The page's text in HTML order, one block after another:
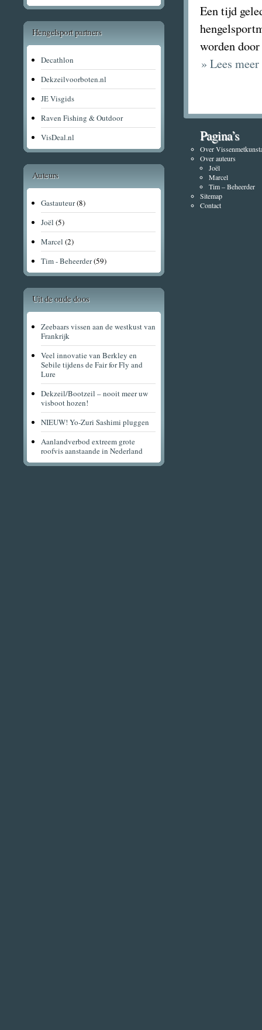
Een tijd
worden door
» Lees
Pagina’s
Over
Over auteurs
Joël
Marcel
Tim – Beheerder
Sitemap
Contact
Hengelsport partners
Decathlon
Dekzeilvoorboten.nl
JE Visgids
Raven Fishing & Outdoor
VisDeal.nl
Auteurs
Gastauteur(8)
Joël (5)
Marcel (2)
Tim - Beheerder(59)
Uit de oude doos
Zeebaars vissen aan de westkust van
Frankrijk
Veel innovatie van Berkley en
Sebile tijdens de Fair for Fly and
Lure
Dekzeil/Bootzeil – nooit meer uw
visboot hozen!
NIEUW! Yo-Zuri Sashimi pluggen
Aanlandverbod extreem grote
roofvis aanstaande in Nederland